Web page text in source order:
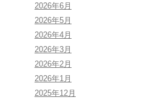
2026年6月
2026年5月
2026年4月
2026年3月
2026年2月
2026年1月
2025年12月